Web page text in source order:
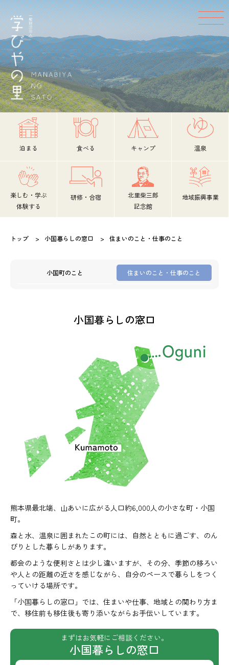
泊まる 食べる キャンプ 温泉
楽しむ・学ぶ
体験する
研修・合宿
北里柴三郎
記念館
地域振興事業
トップ 小国暮らしの窓口 住まいのこと・仕事のこと
小国町のこと 住まいのこと・仕事のこと
小国暮らしの窓口
熊本県最北端、山あいに広がる人口約6,000人の小さな町・小国
町。
森と水、温泉に囲まれたこの町には、自然とともに過ごす、のん
びりとした暮らしがあります。
都会のような便利さとは少し違いますが、その分、季節の移ろい
や人との距離の近さを感じながら、自分のペースで暮らしをつく
っていける場所です。
「小国暮らしの窓口」では、住まいや仕事、地域との関わり方ま
で、移住前も移住後も寄り添いながらお手伝いしています。
まずはお気軽にご相談ください。
小国暮らしの窓口